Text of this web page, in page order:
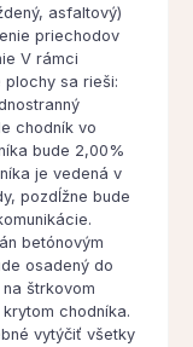
asfaltový)
priechodov
V rámci
plochy sa rieši:
chodník vo
bude 2,00%
je vedená v
pozdĺžne bude
betónovým
osadený do
štrkovom
chodníka.
vytýčiť všetky